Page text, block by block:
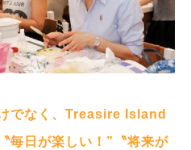
でなく、Treasire Island
毎日が楽しい！”〝将来が